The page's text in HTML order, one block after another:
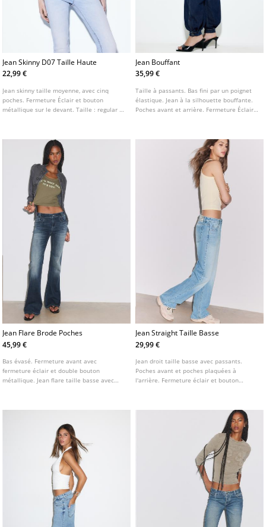
Jean Skinny D07 Taille Haute
22,99 €
Jean skinny taille moyenne, avec cinq
poches. Fermeture Éclair et bouton
métallique sur le devant. Taille : regular fit
des chevilles
Jean Bouffant
35,99 €
Taille à passants. Bas fini par un poignet
élastique. Jean à la silhouette bouffante.
Poches avant et arrière. Fermeture Éclair
Jean Flare Brode Poches
45,99 €
Bas évasé. Fermeture avant avec
fermeture éclair et double bouton
métallique. Jean flare taille basse avec
l'arrière.
Jean Straight Taille Basse
29,99 €
Jean droit taille basse avec passants.
Poches avant et poches plaquées à
l'arrière. Fermeture éclair et bouton